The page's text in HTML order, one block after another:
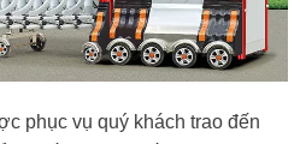
phục vụ quý khách trao đến